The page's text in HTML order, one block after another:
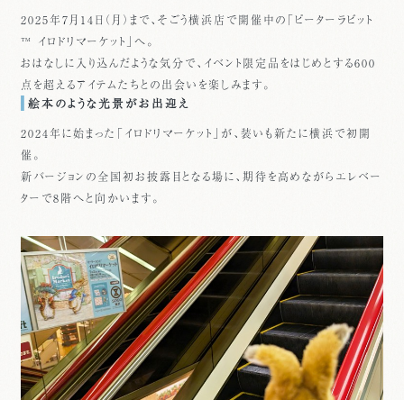
2025年7月14日（月）まで、そごう横浜店で開催中の「ピーターラビット
™ イロドリマーケット」へ。
おはなしに入り込んだような気分で、イベント限定品をはじめとする600
点を超えるアイテムたちとの出会いを楽しみます。
絵本のような光景がお出迎え
2024年に始まった「イロドリマーケット」が、装いも新たに横浜で初開
催。
新バージョンの全国初お披露目となる場に、期待を高めながらエレベー
ターで8階へと向かいます。